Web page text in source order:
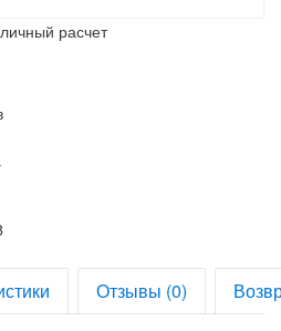
расчет
Отзывы (0)